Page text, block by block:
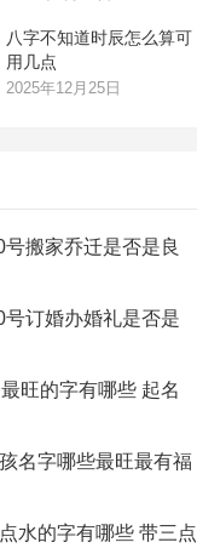
八字不知道时辰怎么算可
用几点
2025年12月25日
搬家乔迁是否是良
订婚办婚礼是否是
旺的字有哪些 起名
名字哪些最旺最有福
水的字有哪些 带三点